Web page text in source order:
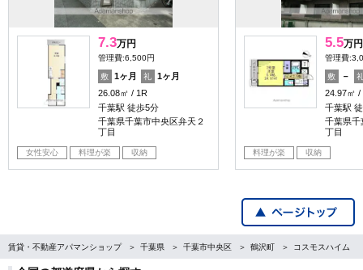
7.3万円
管理費:6,500円
敷 1ヶ月 礼
1ヶ月
26.08㎡
1R
千葉駅 徒歩5分
千葉県千葉市中央区弁天２
丁目
女性安心 料理が楽 収納
5.5万円
管理費
敷 －
24.97㎡
千葉駅
千葉県千
丁目
料理が楽 収納
賃貸・不動産アパマンショップ 千葉県 千葉市中央区 鶴沢町 コスモスハイム